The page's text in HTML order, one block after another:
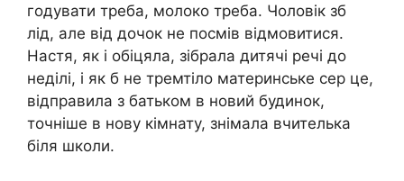
годувати треба, молоко треба. Чоловік зб
лід, але від дочок не посмів відмовитися.
Настя, як і обіцяла, зібрала дитячі речі до
неділі, і як б не тремтіло материнське сер це,
відправила з батьком в новий будинок,
точніше в нову кімнату, знімала вчителька
біля школи.